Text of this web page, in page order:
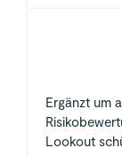
Ergänzt um
Lookout